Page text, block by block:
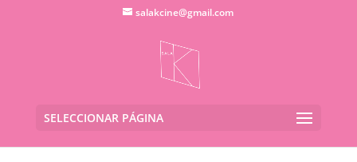
salakcine@gmail.com
SELECCIONAR PÁGINA